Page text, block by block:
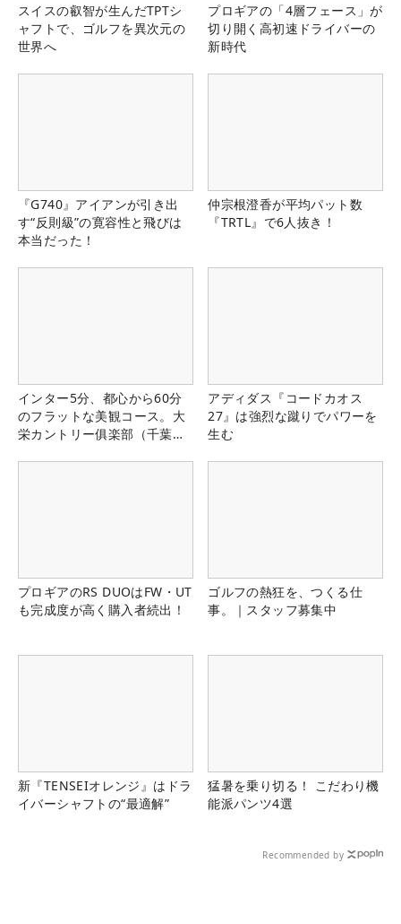
スイスの叡智が生んだTPTシ
ャフトで、ゴルフを異次元の
世界へ
プロギアの「4層フェース」が
切り開く高初速ドライバーの
新時代
『G740』アイアンが引き出
す“反則級”の寛容性と飛びは
本当だった！
仲宗根澄香が平均パット数
『TRTL』で6人抜き！
インター5分、都心から60分
のフラットな美観コース。大
栄カントリー俱楽部（千葉
アディダス『コードカオス
27』は強烈な蹴りでパワーを
生む
プロギアのRS DUOはFW・UT
も完成度が高く購入者続出！
ゴルフの熱狂を、つくる仕
事。｜スタッフ募集中
新『TENSEIオレンジ』はドラ
イバーシャフトの“最適解”
猛暑を乗り切る！ こだわり機
能派パンツ4選
Recommended by